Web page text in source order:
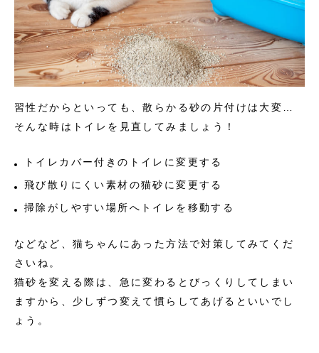
習性だからといっても、散らかる砂の片付けは大変…
そんな時はトイレを見直してみましょう！
トイレカバー付きのトイレに変更する
飛び散りにくい素材の猫砂に変更する
掃除がしやすい場所へトイレを移動する
などなど、猫ちゃんにあった方法で対策してみてくだ
さいね。
猫砂を変える際は、急に変わるとびっくりしてしまい
ますから、少しずつ変えて慣らしてあげるといいでし
ょう。